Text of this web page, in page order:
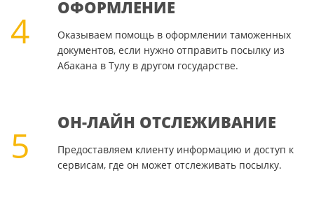
4
ОФОРМЛЕНИЕ
Оказываем помощь в оформлении таможенных
документов, если нужно отправить посылку из
Абакана в Тулу в другом государстве.
5
ОН-ЛАЙН ОТСЛЕЖИВАНИЕ
Предоставляем клиенту информацию и доступ к
сервисам, где он может отслеживать посылку.